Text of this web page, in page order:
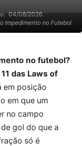
Impedimento no Futebol
04/08/2026
no futebol?
11 das Laws of
em posição
em que um
no campo
gol do que a
só é